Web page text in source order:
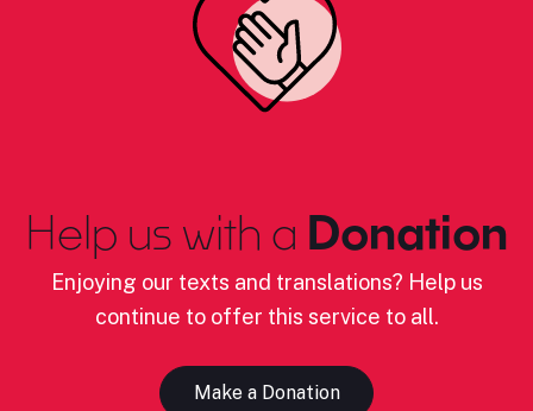
Help us with a Donation
Enjoying our texts and translations? Help us
continue to offer this service to all.
Make a Donation